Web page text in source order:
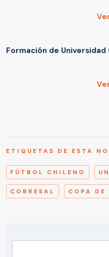
Formación de Universidad
ETIQUETAS DE ESTA
FÚTBOL CHILENO
COBRESAL COPA